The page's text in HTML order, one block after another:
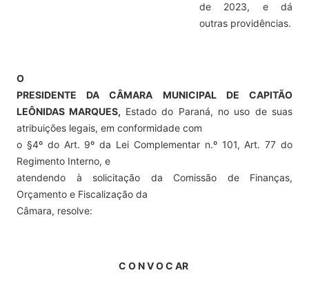
de 2023, e dá
outras providências.
O
PRESIDENTE DA CÂMARA MUNICIPAL DE CAPITÃO
LEÔNIDAS MARQUES, Estado do Paraná, no uso de suas
atribuições legais, em conformidade com
o §4º do Art. 9º da Lei Complementar n.º 101, Art. 77 do
Regimento Interno, e
atendendo à solicitação da Comissão de Finanças,
Orçamento e Fiscalização da
Câmara, resolve:
C O N V O C AR